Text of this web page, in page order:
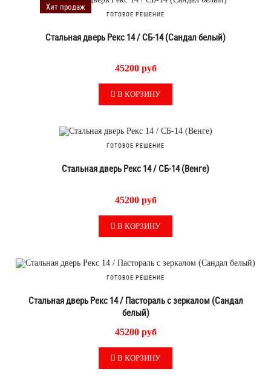
Хит продаж
ГОТОВОЕ РЕШЕНИЕ
Стальная дверь Рекс 14 / СБ-14 (Сандал белый)
45200 руб
В КОРЗИНУ
ГОТОВОЕ РЕШЕНИЕ
Стальная дверь Рекс 14 / СБ-14 (Венге)
45200 руб
В КОРЗИНУ
ГОТОВОЕ РЕШЕНИЕ
Стальная дверь Рекс 14 / Пастораль с зеркалом (Сандал
белый)
45200 руб
В КОРЗИНУ